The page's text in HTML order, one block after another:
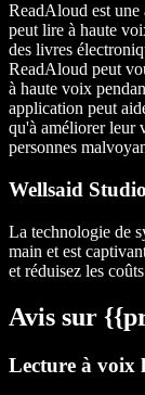
ReadAloud est une
peut lire à haute
des livres
ReadAloud peut
à haute voix
application peut
qu'à améliorer leur
personnes
Wellsaid Studio
La technologie de
main et est
et réduisez les
Avis sur
Lecture à voix